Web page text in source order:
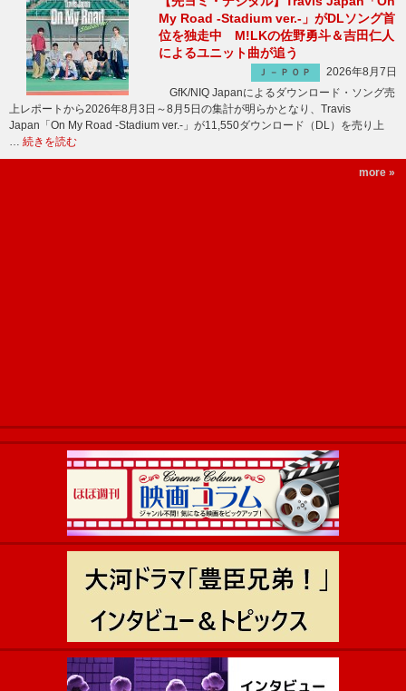
My Road -Stadium ver.-」がDLソング首
位を独走中 M!LKの佐野勇斗＆吉田仁人
によるユニット曲が追う
Ｊ－ＰＯＰ
2026年8月7日
GfK/NIQ Japanによるダウンロード・ソング売
上レポートから2026年8月3日～8月5日の集計が明らかとなり、Travis
Japan「On My Road -Stadium ver.-」が11,550ダウンロード（DL）を売り上
… 続きを読む
more »